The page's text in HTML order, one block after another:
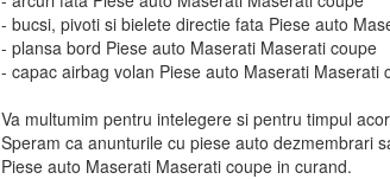
- bucsi, pivoti si bielete directie fata Piese auto
- plansa bord Piese auto Maserati Maserati coupe
- capac airbag volan Piese auto Maserati Maserati
Va multumim pentru intelegere si pentru timpul
Speram ca anunturile cu piese auto dezmembrari
Piese auto Maserati Maserati coupe in curand.